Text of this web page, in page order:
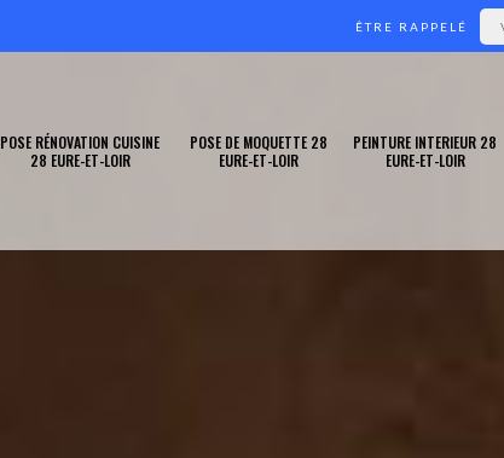
ÊTRE RAPPELÉ
POSE RÉNOVATION CUISINE
28 EURE-ET-LOIR
POSE DE MOQUETTE 28
EURE-ET-LOIR
PEINTURE INTERIEUR 28
EURE-ET-LOIR